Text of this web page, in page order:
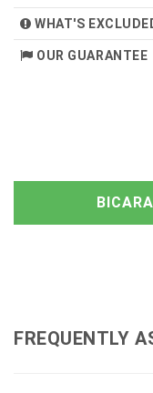
WHAT'S
OUR GUARANTEE
FREQUENTLY